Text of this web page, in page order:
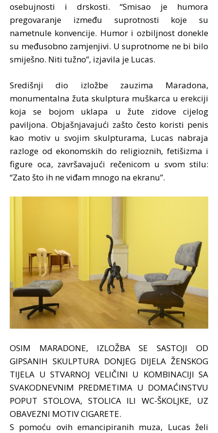
osebujnosti i drskosti. “Smisao je humora
pregovaranje između suprotnosti koje su
nametnule konvencije. Humor i ozbiljnost donekle
su međusobno zamjenjivi. U suprotnome ne bi bilo
smiješno. Niti tužno”, izjavila je Lucas.
Središnji dio izložbe zauzima Maradona,
monumentalna žuta skulptura muškarca u erekciji
koja se bojom uklapa u žute zidove cijelog
paviljona. Objašnjavajući zašto često koristi penis
kao motiv u svojim skulpturama, Lucas nabraja
razloge od ekonomskih do religioznih, fetišizma i
figure oca, završavajući rečenicom u svom stilu:
“Zato što ih ne viđam mnogo na ekranu”.
OSIM MARADONE, IZLOŽBA SE SASTOJI OD
GIPSANIH SKULPTURA DONJEG DIJELA ŽENSKOG
TIJELA U STVARNOJ VELIČINI U KOMBINACIJI SA
SVAKODNEVNIM PREDMETIMA U DOMAĆINSTVU
POPUT STOLOVA, STOLICA ILI WC-ŠKOLJKE, UZ
OBAVEZNI MOTIV CIGARETE.
S pomoću ovih emancipiranih muza, Lucas želi